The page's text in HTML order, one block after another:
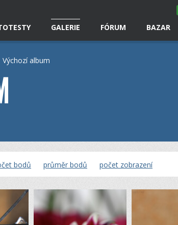
GALERIE FÓRUM BAZAR
Výchozí album
bodů průměr bodů počet zobrazení